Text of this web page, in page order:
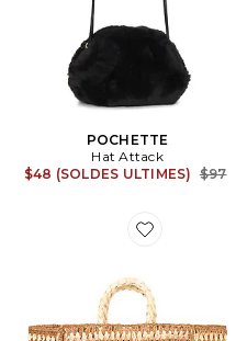
POCHETTE
Hat Attack
$48 (SOLDES ULTIMES) $97
Favorite SAC